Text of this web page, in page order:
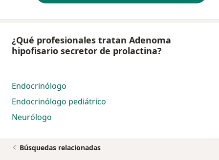
¿Qué profesionales tratan Adenoma
hipofisario secretor de prolactina?
Endocrinólogo
Endocrinólogo pediátrico
Neurólogo
Búsquedas relacionadas